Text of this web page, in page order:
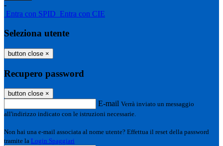
-
Entra con SPID Entra con CIE
Seleziona utente
button close ×
Recupero password
button close ×
E-mail Verrà inviato un messaggio
all'indirizzo indicato con le istruzioni necessarie.
Non hai una e-mail associata al nome utente? Effettua il reset della password
tramite la Login Spaggiari